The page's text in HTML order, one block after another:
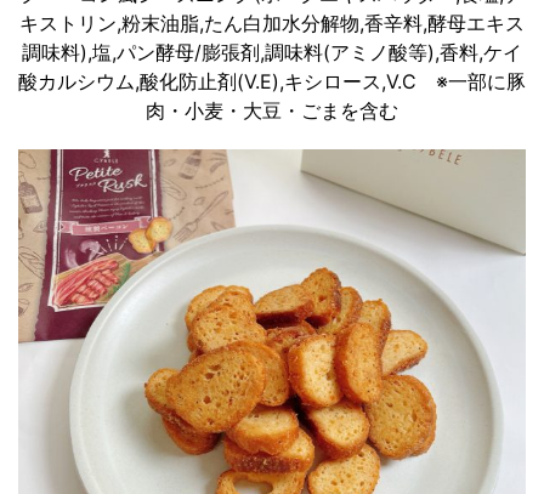
キストリン,粉末油脂,たん白加水分解物,香辛料,酵母エキス
調味料),塩,パン酵母/膨張剤,調味料(アミノ酸等),香料,ケイ
酸カルシウム,酸化防止剤(V.E),キシロース,V.C ※一部に豚
肉・小麦・大豆・ごまを含む